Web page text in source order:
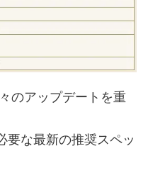
のアップデートを重
要な最新の推奨スペッ